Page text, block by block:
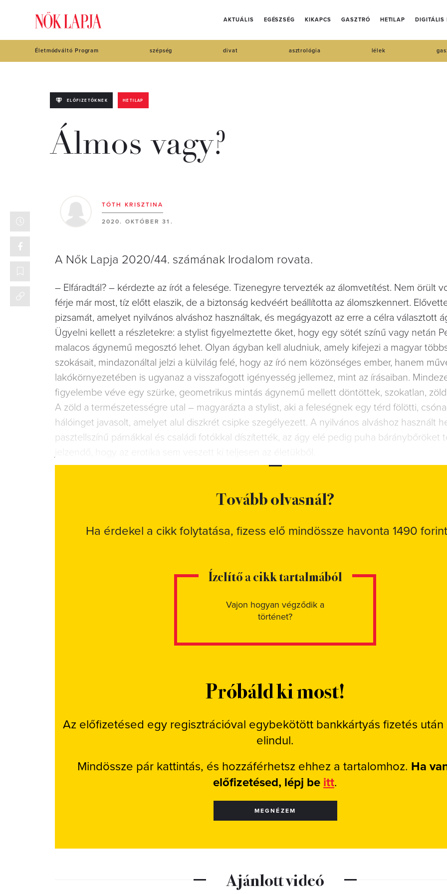
AKTUÁLIS EGÉSZSÉG KIKAPCS GASZTRÓ HETILAP DIGITÁLIS
Életmódváltó Program szépség divat asztrológia lélek
ELŐFIZETŐKNEK HETILAP
Álmos vagy?
TÓTH KRISZTINA
2020. OKTÓBER 31.
A Nők Lapja 2020/44. számának Irodalom rovata.
– Elfáradtál? – kérdezte az írót a felesége. Tizenegyre tervezték az álomvetítést. Nem örült
férje már most, tíz előtt elaszik, de a biztonság kedvéért beállította az álomszkennert.
pizsamát, amelyet nyilvános alváshoz használtak, és megágyazott az erre a célra választott
Ügyelni kellett a részletekre: a stylist figyelmeztette őket, hogy egy sötét színű vagy netán
malacos ágynemű megosztó lehet. Olyan ágyban kell aludniuk, amely kifejezi a magyar
szokásait, mindazonáltal jelzi a külvilág felé, hogy az író nem közönséges ember, hanem
lakókörnyezetében is ugyanaz a visszafogott igényesség jellemez, mint az írásaiban.
figyelembe véve egy szürke, geometrikus mintás ágynemű mellett döntöttek, szokatlan,
A zöld a természetességre utal – magyarázta a stylist, aki a feleségnek egy térd fölötti,
hálóinget javasolt, amelyet alul diszkrét csipke szegélyezett. A nyilvános alváshoz használt
pasztellszínű párnákkal és családi fotókkal díszítették, az ágy elé pedig puha báránybőröket
Tovább olvasnál?
Ha érdekel a cikk folytatása, fizess elő mindössze havonta 1490
Ízelítő a cikk tartalmából
Vajon hogyan végződik a
történet?
Próbáld ki most!
Az előfizetésed egy regisztrációval egybekötött bankkártyás fizetés után
elindul.
Mindössze pár kattintás, és hozzáférhetsz ehhez a tartalomhoz. Ha
előfizetésed, lépj be itt.
MEGNÉZEM
Ajánlott videó